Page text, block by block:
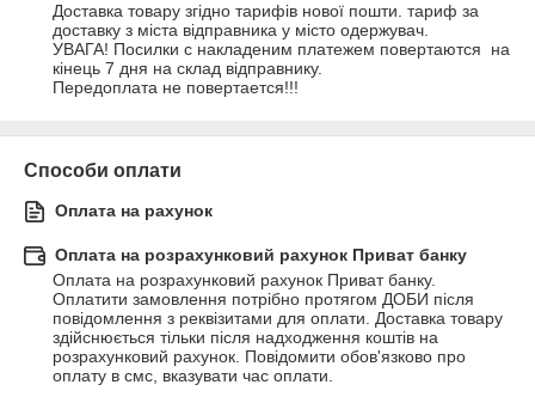
Доставка товару згідно тарифів нової пошти. тариф за
доставку з міста відправника у місто одержувач.
УВАГА! Посилки с накладеним платежем повертаются  на
кінець 7 дня на склад відправнику.
Передоплата не повертается!!!
Способи оплати
Оплата на рахунок
Оплата на розрахунковий рахунок Приват банку
Оплата на розрахунковий рахунок Приват банку.
Оплатити замовлення потрібно протягом ДОБИ після
повідомлення з реквізитами для оплати. Доставка товару
здійснюється тільки після надходження коштів на
розрахунковий рахунок. Повідомити обов'язково про
оплату в смс, вказувати час оплати.